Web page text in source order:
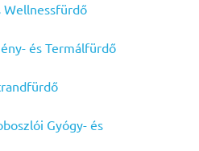
Wellnessfürdő
és Termálfürdő
Gyógy- és